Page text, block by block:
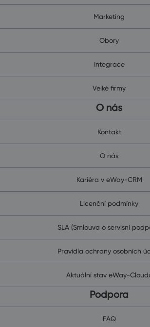
Marketing
Obory
Integrace
Velké firmy
O nás
Kontakt
O nás
Kariéra v eWay-CRM
Licenční podmínky
SLA (Smlouva o servisní
Pravidla ochrany osobních
Aktuální stav eWay-
Podpora
FAQ